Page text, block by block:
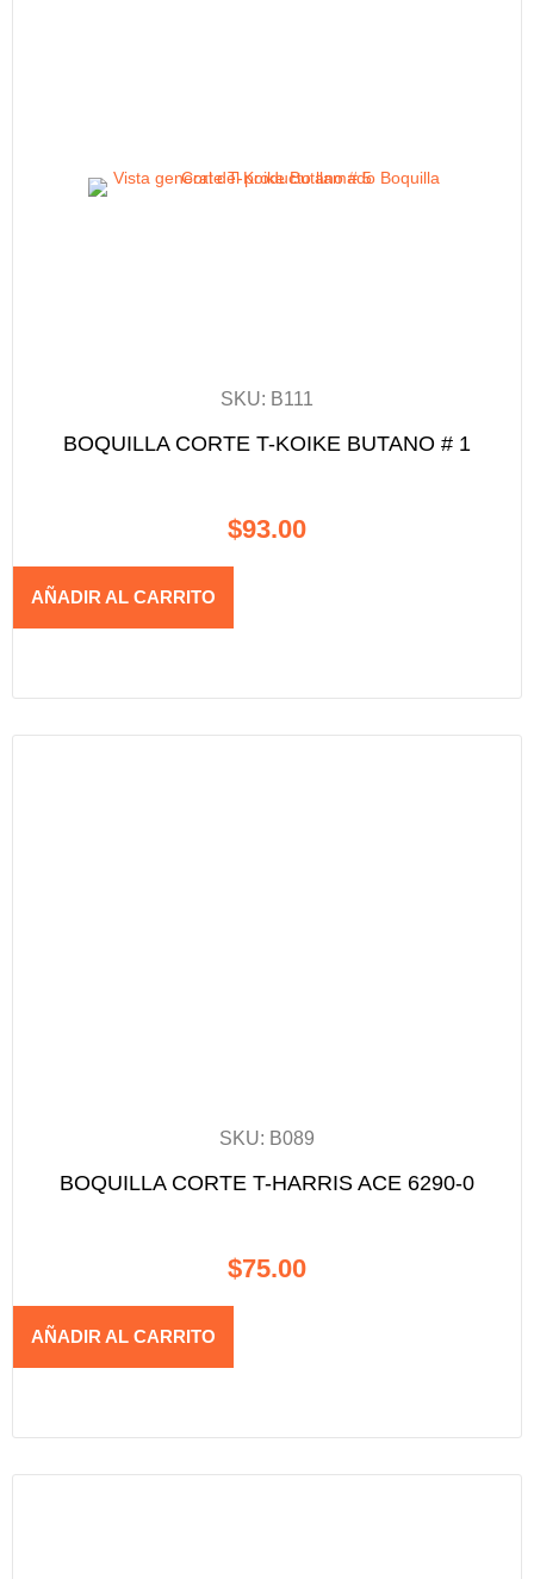
SKU: B111
BOQUILLA CORTE T-KOIKE BUTANO # 1
$93.00
AÑADIR AL CARRITO
SKU: B089
BOQUILLA CORTE T-HARRIS ACE 6290-0
$75.00
AÑADIR AL CARRITO